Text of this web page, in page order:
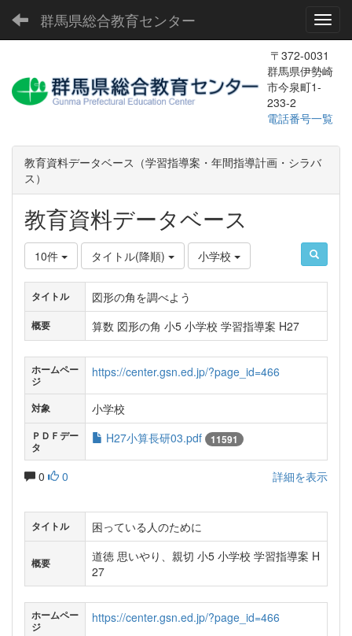
群馬県総合教育センター
〒372-0031
群馬県伊勢崎
市今泉町1-
233-2
電話番号一覧
教育資料データベース（学習指導案・年間指導計画・シラバ
ス）
教育資料データベース
10件 タイトル(降順) 小学校
タイトル 図形の角を調べよう
概要 算数 図形の角 小5 小学校 学習指導案 H27
ホームペー
ジ
https://center.gsn.ed.jp/?page_id=466
対象 小学校
ＰＤＦデー
タ
H27小算長研03.pdf 11591
0 0 詳細を表示
タイトル 困っている人のために
概要
道徳 思いやり、親切 小5 小学校 学習指導案 H
27
ホームペー
ジ
https://center.gsn.ed.jp/?page_id=466